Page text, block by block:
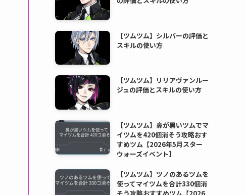
【ツムツム】シルバーの評価と
スキルの使い方
【ツムツム】リリアヴァンルー
ジュの評価とスキルの使い方
【ツムツム】鼻が黒いツムでマ
イツムを420個消そう攻略おす
すめツム【2026年5月スター
ウォーズイベント】
【ツムツム】ツノのあるツムを
使ってマイツムを合計330個消